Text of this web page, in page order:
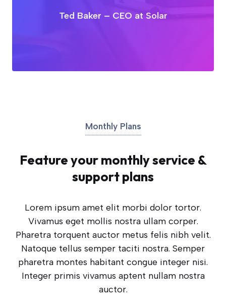
Ted Baker – CEO at Solar
Monthly Plans
Feature your monthly service &
support plans
Lorem ipsum amet elit morbi dolor tortor.
Vivamus eget mollis nostra ullam corper.
Pharetra torquent auctor metus felis nibh velit.
Natoque tellus semper taciti nostra. Semper
pharetra montes habitant congue integer nisi.
Integer primis vivamus aptent nullam nostra
auctor.